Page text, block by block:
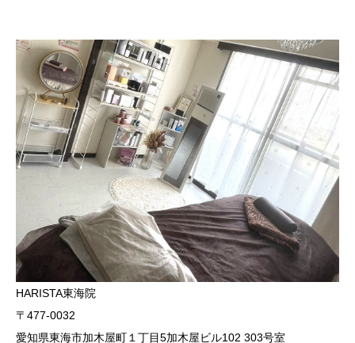
HARISTA東海院
〒477-0032
愛知県東海市加木屋町１丁目5加木屋ビル102 303号室